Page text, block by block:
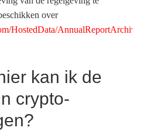
over
HostedData/
kan ik de
crypto-